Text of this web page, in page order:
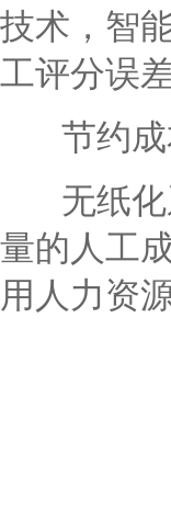
技术，智
工评分误差
节约成
无纸化
量的人工
用人力资